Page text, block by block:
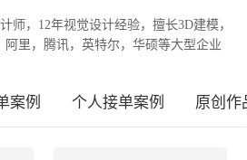
师，12年视觉设计经验，擅长3D建模，
里，腾讯，英特尔，华硕等大型企业
案例 个人接单案例 原创作